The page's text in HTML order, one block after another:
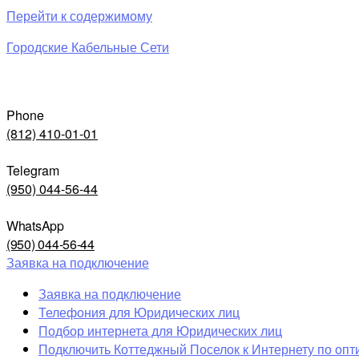
Перейти к содержимому
Городские Кабельные Сети
Phone
(812) 410-01-01
Telegram
(950) 044-56-44
WhatsApp
(950) 044-56-44
Заявка на подключение
Заявка на подключение
Телефония для Юридических лиц
Подбор интернета для Юридических лиц
Подключить Коттеджный Поселок к Интернету по